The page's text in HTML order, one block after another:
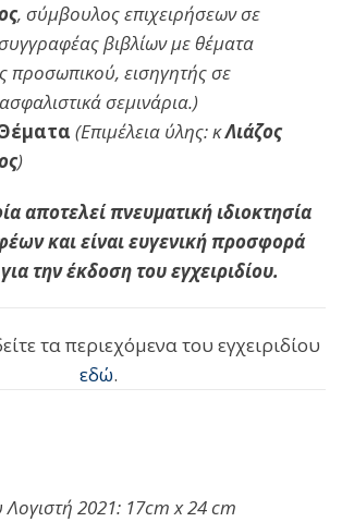
, σύμβουλος επιχειρήσεων σε
βιβλίων με θέματα
προσωπικού, εισηγητής σε
σεμινάρια.)
(Επιμέλεια ύλης: κΛιάζος
)
αποτελεί πνευματική ιδιοκτησία
και είναι ευγενική προσφορά
την έκδοση του εγχειριδίου.
τα περιεχόμενα του εγχειριδίου
εδώ.
2021: 17cm x 24 cm